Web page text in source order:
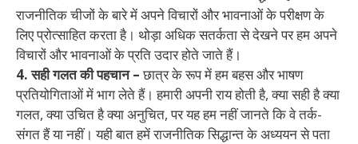
राजनीतिक चीजों के बारे में अपने विचारों और भावनाओं के परीक्षण के
लिए प्रोत्साहित करता है। थोड़ा अधिक सतर्कता से देखने पर हम अपने
विचारों और भावनाओं के प्रति उदार होते जाते हैं।
4. सही गलत की पहचान –छात्र के रूप में हम बहस और भाषण
प्रतियोगिताओं में भाग लेते हैं। हमारी अपनी राय होती है, क्या सही है क्या
गलत, क्या उचित है क्या अनुचित, पर यह हम नहीं जानते कि वे तर्क-
संगत हैं या नहीं। यही बात हमें राजनीतिक सिद्धान्त के अध्ययन से पता